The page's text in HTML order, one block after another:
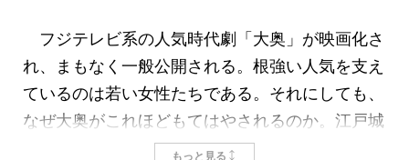
フジテレビ系の人気時代劇「大奥」が映画化さ
れ、まもなく一般公開される。根強い人気を支え
ているのは若い女性たちである。それにしても、
なぜ大奥がこれほどもてはやされるのか。江戸城
本丸の大奥には千人ほどの女中がいた。この巨大
もっと見る